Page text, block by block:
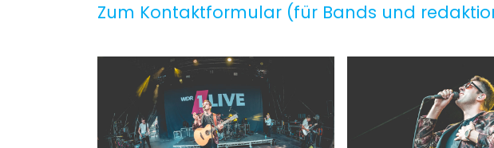
Zum Kontaktformular (für Bands und